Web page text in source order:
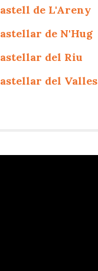
de L'Areny
de N'Hug
del Riu
del Valles